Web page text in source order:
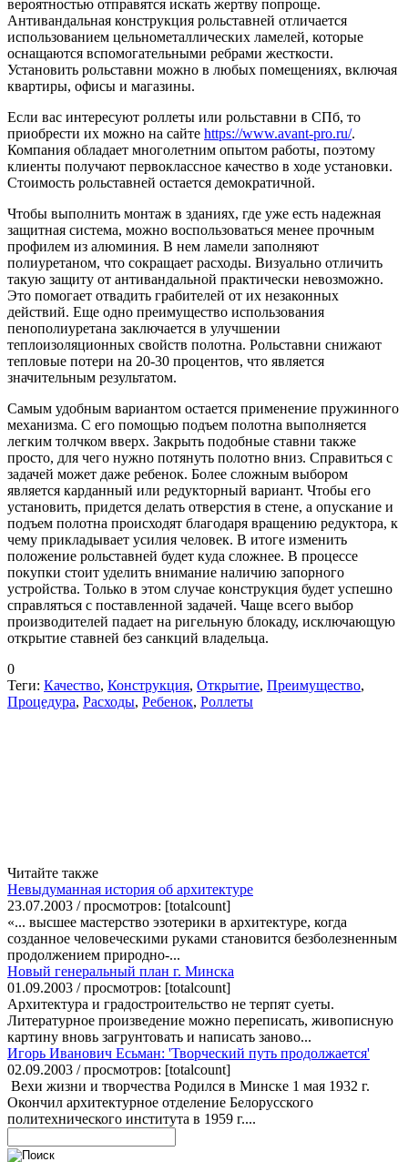
вероятностью отправятся искать жертву попроще.
Антивандальная конструкция рольставней отличается
использованием цельнометаллических ламелей, которые
оснащаются вспомогательными ребрами жесткости.
Установить рольставни можно в любых помещениях, включая
квартиры, офисы и магазины.
Если вас интересуют роллеты или рольставни в СПб, то
приобрести их можно на сайте https://www.avant-pro.ru/.
Компания обладает многолетним опытом работы, поэтому
клиенты получают первоклассное качество в ходе установки.
Стоимость рольставней остается демократичной.
Чтобы выполнить монтаж в зданиях, где уже есть надежная
защитная система, можно воспользоваться менее прочным
профилем из алюминия. В нем ламели заполняют
полиуретаном, что сокращает расходы. Визуально отличить
такую защиту от антивандальной практически невозможно.
Это помогает отвадить грабителей от их незаконных
действий. Еще одно преимущество использования
пенополиуретана заключается в улучшении
теплоизоляционных свойств полотна. Рольставни снижают
тепловые потери на 20-30 процентов, что является
значительным результатом.
Самым удобным вариантом остается применение пружинного
механизма. С его помощью подъем полотна выполняется
легким толчком вверх. Закрыть подобные ставни также
просто, для чего нужно потянуть полотно вниз. Справиться с
задачей может даже ребенок. Более сложным выбором
является карданный или редукторный вариант. Чтобы его
установить, придется делать отверстия в стене, а опускание и
подъем полотна происходят благодаря вращению редуктора, к
чему прикладывает усилия человек. В итоге изменить
положение рольставней будет куда сложнее. В процессе
покупки стоит уделить внимание наличию запорного
устройства. Только в этом случае конструкция будет успешно
справляться с поставленной задачей. Чаще всего выбор
производителей падает на ригельную блокаду, исключающую
открытие ставней без санкций владельца.
0
Теги: Качество, Конструкция, Открытие, Преимущество,
Процедура, Расходы, Ребенок, Роллеты
Читайте также
Невыдуманная история об архитектуре
23.07.2003 / просмотров: [totalcount]
«... высшее мастерство эзотерики в архитектуре, когда
созданное человеческими руками становится безболезненным
продолжением природно-...
Новый генеральный план г. Минска
01.09.2003 / просмотров: [totalcount]
Архитектура и градостроительство не терпят суеты.
Литературное произведение можно переписать, живописную
картину вновь загрунтовать и написать заново...
Игорь Иванович Есьман: 'Творческий путь продолжается'
02.09.2003 / просмотров: [totalcount]
Вехи жизни и творчества Родился в Минске 1 мая 1932 г.
Окончил архитектурное отделение Белорусского
политехнического института в 1959 г....